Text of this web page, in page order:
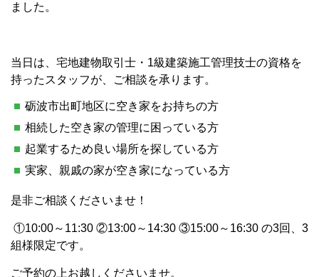
ました。
当日は、宅地建物取引士・1級建築施工管理技士の資格を
持ったスタッフが、ご相談を承ります。
砺波市出町地区に空き家をお持ちの方
相続した空き家の管理に困っている方
起業するため良い場所を探している方
実家、親戚の家が空き家になっている方
是非ご相談くださいませ！
①10:00～11:30 ②13:00～14:30 ③15:00～16:30 の3回、3
組様限定です。
ご予約の上お越しくださいませ。